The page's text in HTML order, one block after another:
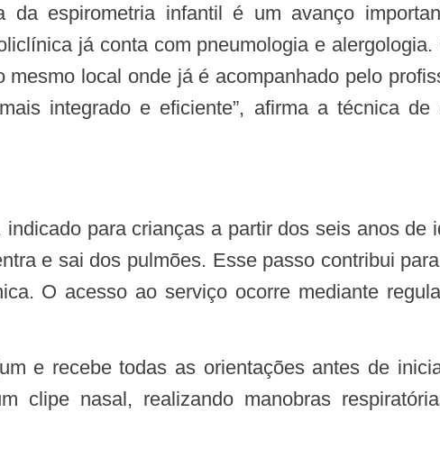
já conta com pneumologia e
mesmo local onde já é acompanhado pelo
integrado e eficiente”, afirma a técnica de
e sai dos pulmões. Esse passo contribui
O acesso ao serviço ocorre mediante
nasal, realizando manobras